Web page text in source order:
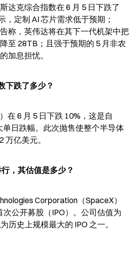
达克综合指数在 6 月 5 日下跌了
，定制 AI 芯片需求低于预期；
称，英伟达将在其下一代机架中把
至 28TB；且强于预期的 5 月非农
加息担忧。
下跌了多少？
在 6 月 5 日下跌 10%，这是自
单日跌幅。此次抛售使整个半导体
万亿美元。
，其估值是多少？
Corporation（SpaceX）
次公开募股（IPO）。公司估值为
历史上规模最大的 IPO 之一。